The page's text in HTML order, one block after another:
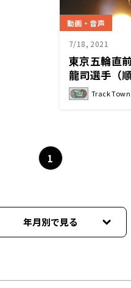
動画・音声
7/18, 2021
東京五輪直
龍司選手（
Town JPN
Track Town
1
年月別で見る